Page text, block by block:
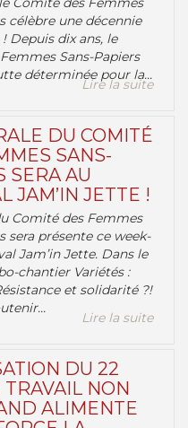
célèbre une décennie
Depuis dix ans, le
Sans-Papiers
déterminée pour la...
Lire la suite
DU COMITÉ
SANS-
SERA AU
JAM’IN JETTE !
Comité des Femmes
sera présente ce week-
Jam’in Jette. Dans le
chantier Variétés :
et solidarité ?!
Lire la suite
DU 22
TRAVAIL NON
ALIMENTE